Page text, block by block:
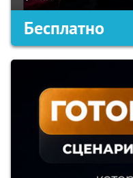
Бесплатно